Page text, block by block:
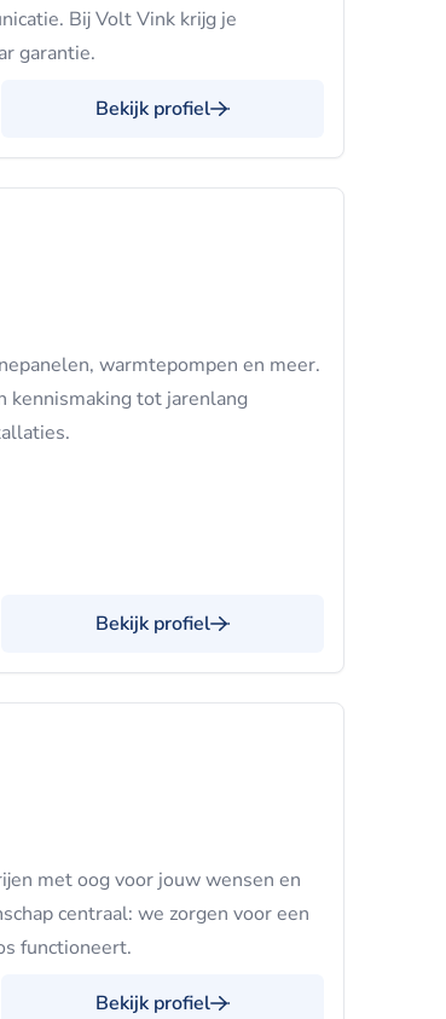
Bij Volt Vink krijg je
garantie.
Bekijk profiel
warmtepompen en meer.
kennismaking tot jarenlang
Bekijk profiel
met oog voor jouw wensen en
centraal: we zorgen voor een
functioneert.
Bekijk profiel